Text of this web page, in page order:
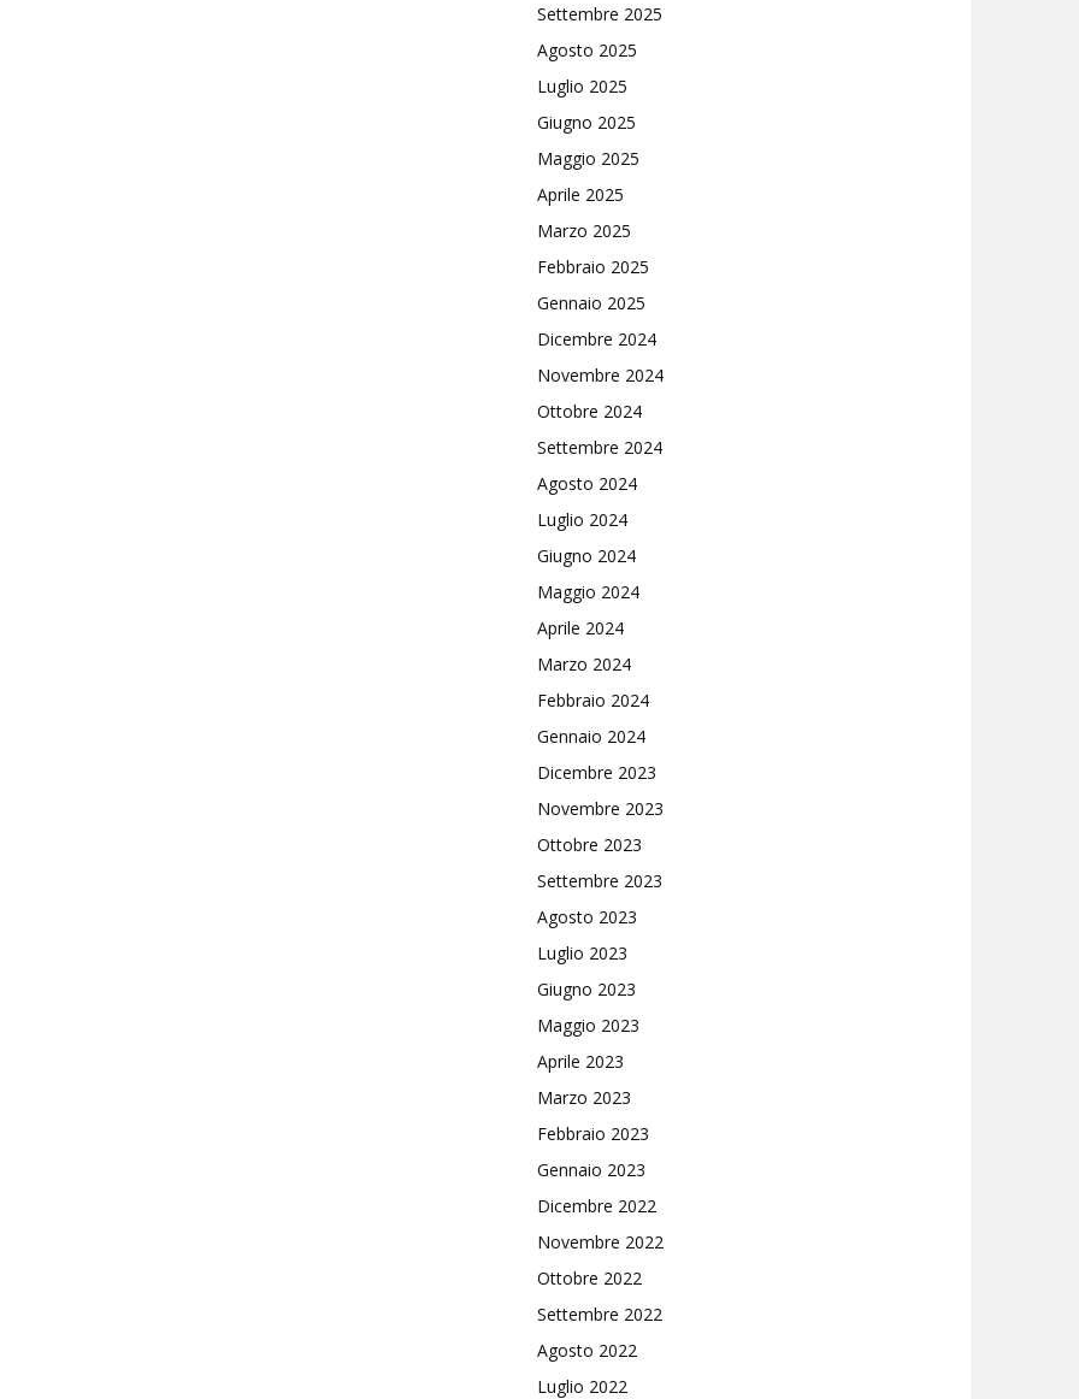
Settembre 2025
Agosto 2025
Luglio 2025
Giugno 2025
Maggio 2025
Aprile 2025
Marzo 2025
Febbraio 2025
Gennaio 2025
Dicembre 2024
Novembre 2024
Ottobre 2024
Settembre 2024
Agosto 2024
Luglio 2024
Giugno 2024
Maggio 2024
Aprile 2024
Marzo 2024
Febbraio 2024
Gennaio 2024
Dicembre 2023
Novembre 2023
Ottobre 2023
Settembre 2023
Agosto 2023
Luglio 2023
Giugno 2023
Maggio 2023
Aprile 2023
Marzo 2023
Febbraio 2023
Gennaio 2023
Dicembre 2022
Novembre 2022
Ottobre 2022
Settembre 2022
Agosto 2022
Luglio 2022